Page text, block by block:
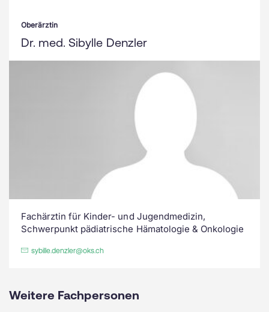
Oberärztin
Dr. med. Sibylle Denzler
Fachärztin für Kinder- und Jugendmedizin,
Schwerpunkt pädiatrische Hämatologie & Onkologie
sybille.denzler@oks.ch
Weitere Fachpersonen